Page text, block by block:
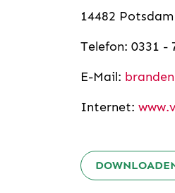
14482 Potsdam
Telefon: 0331 -
E-Mail:
Internet: